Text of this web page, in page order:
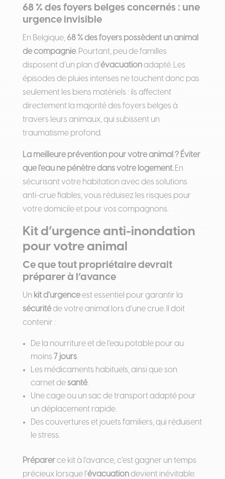
68 % des foyers belges concernés : une
urgence invisible
En Belgique, 68 % des foyers possèdent un animal
de compagnie. Pourtant, peu de familles
disposent d’un plan d’évacuationadapté. Les
épisodes de pluies intenses ne touchent donc pas
seulement les biens matériels : ils affectent
directement la majorité des foyers belges à
travers leurs animaux, qui subissent un
traumatisme profond.
La meilleure prévention pour votre animal ? Éviter
que l’eau ne pénètre dans votre logement.En
sécurisant votre habitation avec des solutions
anti-crue fiables, vous réduisez les risques pour
votre domicile et pour vos compagnons.
Kit d’urgence anti-inondation
pour votre animal
Ce que tout propriétaire devrait
préparer à l’avance
Un kit d’urgenceest essentiel pour garantir la
sécuritéde votre animal lors d’une crue. Il doit
contenir :
De la nourriture et de l’eau potable pour au
moins 7 jours.
Les médicaments habituels, ainsi que son
carnet desanté.
Une cage ou un sac de transport adapté pour
un déplacement rapide.
Des couvertures et jouets familiers, qui réduisent
le stress.
Préparerce kit à l’avance, c’est gagner un temps
précieux lorsque l’évacuationdevient inévitable.